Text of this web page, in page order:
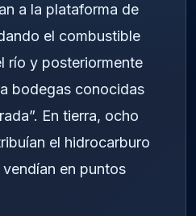
a la plataforma de
el combustible
río y posteriormente
bodegas conocidas
En tierra, ocho
el hidrocarburo
en puntos